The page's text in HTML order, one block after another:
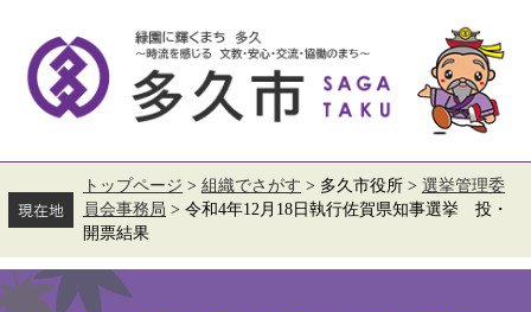
す。
し
文
トップページ > 組織でさがす > 多久市役所 > 選挙管理委
員会事務局 > 令和4年12月18日執行佐賀県知事選挙 投・
開票結果
本
文